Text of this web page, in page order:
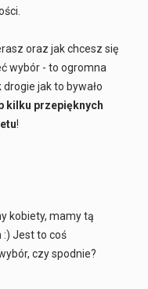
oraz jak chcesz się
wybór - to ogromna
jak to bywało
kilku przepięknych
!
kobiety, mamy tą
:) Jest to coś
czy spodnie?